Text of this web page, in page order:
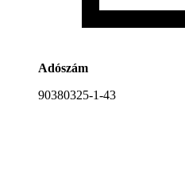
Adószám
90380325-1-43